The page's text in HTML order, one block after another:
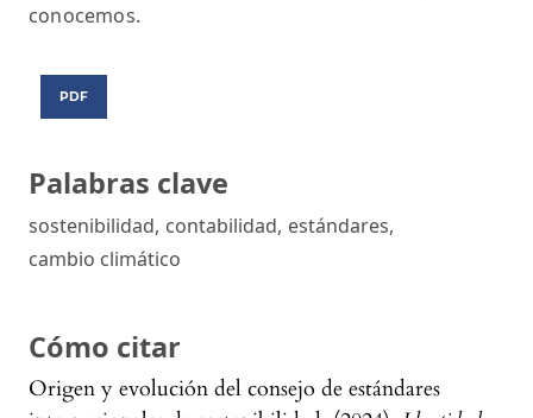
Palabras clave
sostenibilidad, contabilidad, estándares,
cambio climático
Cómo citar
Origen y evolución del consejo de estándares
conocemos.
PDF